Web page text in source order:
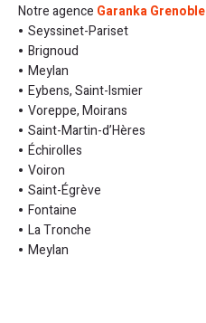
Notre agence Garanka Grenoble
Seyssinet-Pariset
Brignoud
Meylan
Eybens, Saint-Ismier
Voreppe, Moirans
Saint-Martin-d’Hères
Échirolles
Voiron
Saint-Égrève
Fontaine
La Tronche
Meylan